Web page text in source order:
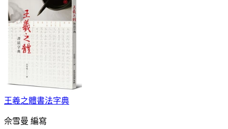
王羲之體書法字典
佘雪曼 編寫